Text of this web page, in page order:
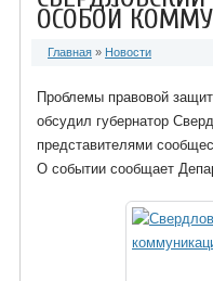
ОСОБОЙ
Главная » Новости
Проблемы правовой
обсудил губернатор
представителями
О событии сообщает